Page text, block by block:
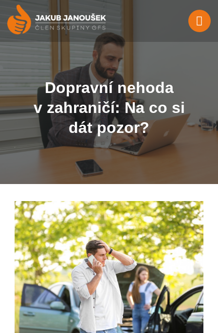
Dopravní nehoda
v zahraničí: Na co si
dát pozor?